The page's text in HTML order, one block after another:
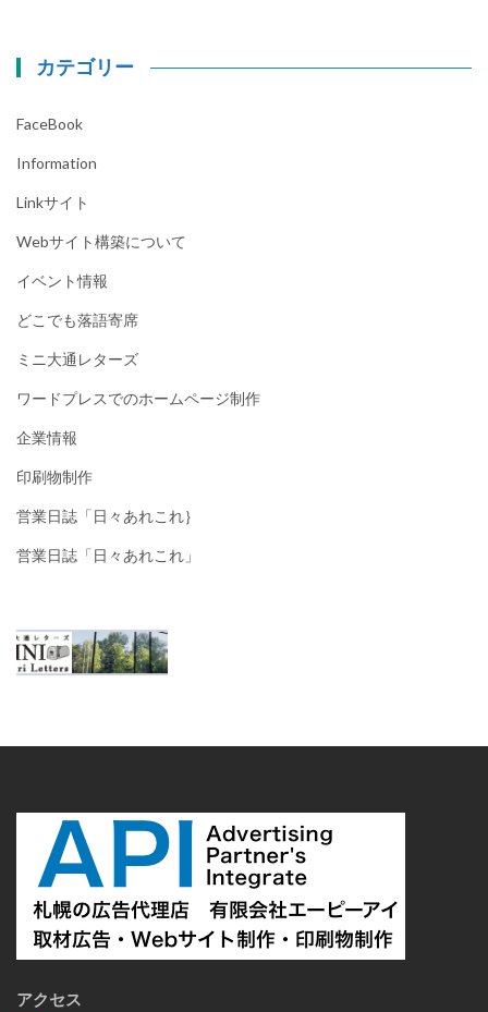
カテゴリー
FaceBook
Information
Linkサイト
Webサイト構築について
イベント情報
どこでも落語寄席
ミニ大通レターズ
ワードプレスでのホームページ制作
企業情報
印刷物制作
営業日誌「日々あれこれ｝
営業日誌「日々あれこれ」
アクセス